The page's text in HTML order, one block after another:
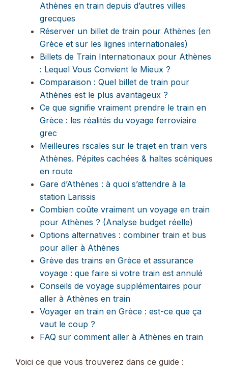
Athènes en train depuis d’autres villes
grecques
Réserver un billet de train pour Athènes (en
Grèce et sur les lignes internationales)
Billets de Train Internationaux pour Athènes
: Lequel Vous Convient le Mieux ?
Comparaison : Quel billet de train pour
Athènes est le plus avantageux ?
Ce que signifie vraiment prendre le train en
Grèce : les réalités du voyage ferroviaire
grec
Meilleures rscales sur le trajet en train vers
Athènes. Pépites cachées & haltes scéniques
en route
Gare d’Athènes : à quoi s’attendre à la
station Larissis
Combien coûte vraiment un voyage en train
pour Athènes ? (Analyse budget réelle)
Options alternatives : combiner train et bus
pour aller à Athènes
Grève des trains en Grèce et assurance
voyage : que faire si votre train est annulé
Conseils de voyage supplémentaires pour
aller à Athènes en train
Voyager en train en Grèce : est-ce que ça
vaut le coup ?
FAQ sur comment aller à Athènes en train
Voici ce que vous trouverez dans ce guide :